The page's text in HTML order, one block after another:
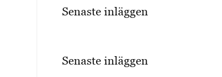
Senaste inläggen
Senaste inläggen